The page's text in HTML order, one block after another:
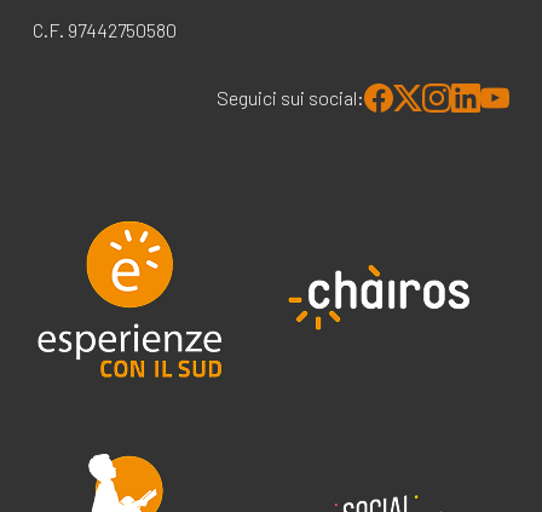
C.F. 97442750580
Seguici sui social: